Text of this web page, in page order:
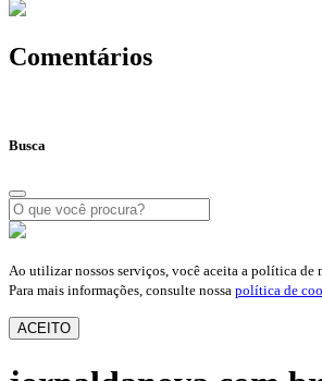
Comentários
Busca
Ao utilizar nossos serviços, você aceita a política de
Para mais informações, consulte nossa política de
ACEITO